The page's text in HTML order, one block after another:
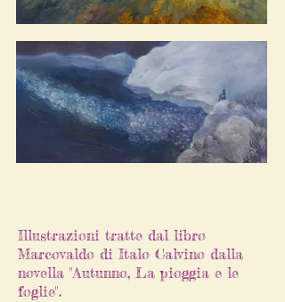
Illustrazioni tratte dal libro
Marcovaldo di Italo Calvino dalla
novella "Autunno, La pioggia e le
foglie".